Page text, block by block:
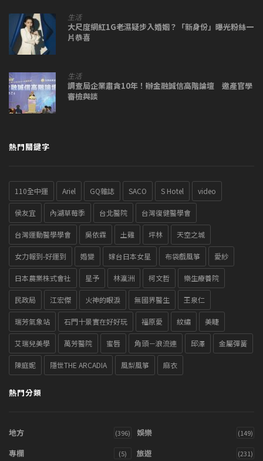
生活
大尺度網紅1G老濕疑步入婚姻？「新身份」曝光粉絲一
片恭喜
生活
調查局企業肅貪10年！辦金融誠信高階論壇 邀產官學
審檢與談
熱門關鍵字
110全中運 Ariel GQ雜誌 SACO S Hotel video
侯友宜 內湖草莓季 台北醫院 台灣復健醫學會
台灣運動醫學學會 吳依霖 土雞 坪林 天空之城
女力報到-好運到 婚變 嫁台日本女星 布袋戲風箏 愛紗
日本農業株式會社 星予 林瀛洲 柯文哲 樂生療養院
民政局 江宏傑 火神的眼淚 無國界醫生 王泉仁
瑞芳氣象站 石門十景實在好好玩 福原愛 紋繡 美睫
艾瑞兒美學 萬芳醫院 蜜唇 角頭－浪流連 邱澤 金屬彈簧
陳庭妮 隱世THE ARCADIA 風梨風箏 麻衣
熱門分類
地方 (396) 娛樂 (149)
專欄 (5) 旅遊 (231)